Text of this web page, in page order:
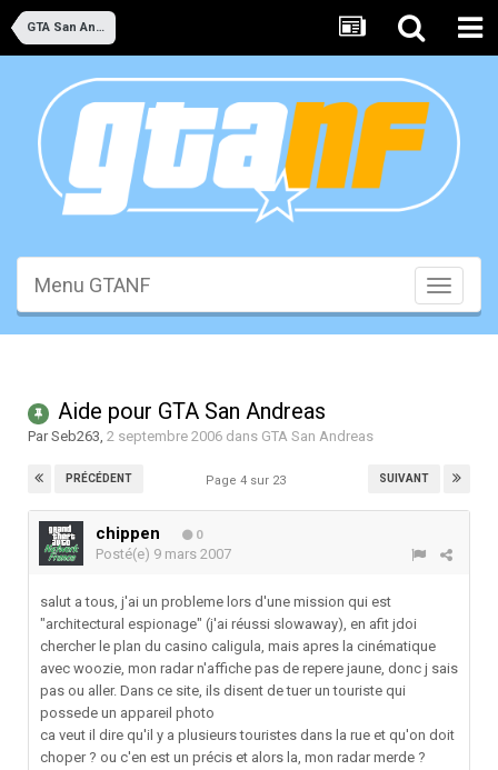
GTA San Andreas
Toggle
Menu GTANF
Aide pour GTA San Andreas
ParSeb263, 2 septembre 2006 dans GTA San Andreas
PRÉCÉDENT SUIVANT
Page 4 sur 23
chippen 0
Posté(e) 9 mars 2007
salut a tous, j'ai un probleme lors d'une mission qui est
"architectural espionage" (j'ai réussi slowaway), en afit jdoi
chercher le plan du casino caligula, mais apres la cinématique
avec woozie, mon radar n'affiche pas de repere jaune, donc j sais
pas ou aller. Dans ce site, ils disent de tuer un touriste qui
possede un appareil photo
ca veut il dire qu'il y a plusieurs touristes dans la rue et qu'on doit
choper ? ou c'en est un précis et alors la, mon radar merde ?